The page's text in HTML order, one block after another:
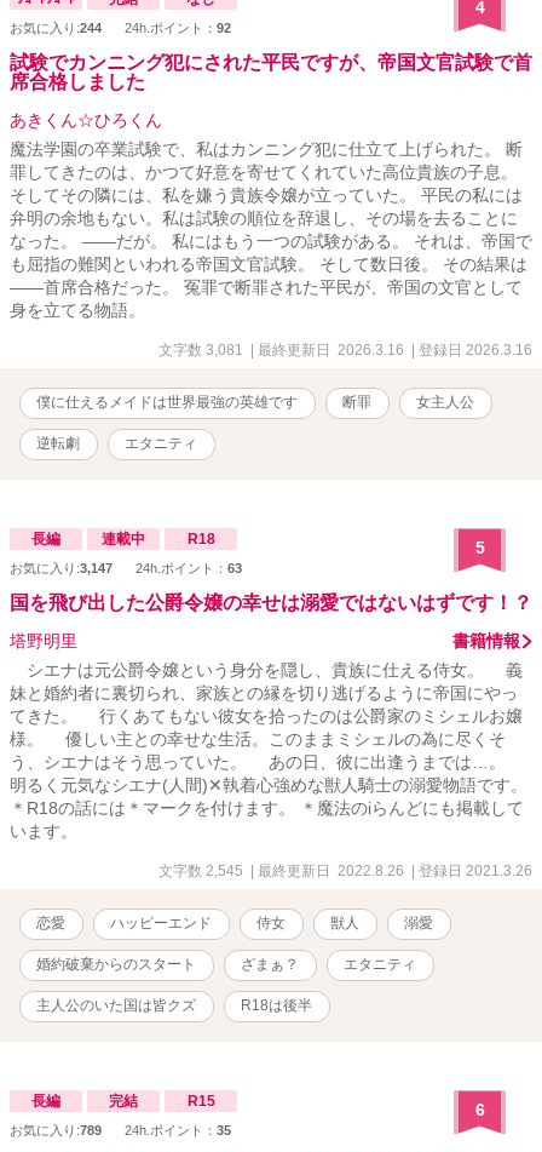
お気に入り:244 24h.ポイント： 92
4
試験でカンニング犯にされた平民ですが、帝国文官試験で首
席合格しました
あきくん☆ひろくん
魔法学園の卒業試験で、私はカンニング犯に仕立て上げられた。 断
罪してきたのは、かつて好意を寄せてくれていた高位貴族の子息。
そしてその隣には、私を嫌う貴族令嬢が立っていた。 平民の私には
弁明の余地もない。私は試験の順位を辞退し、その場を去ることに
なった。 ――だが。 私にはもう一つの試験がある。 それは、帝国で
も屈指の難関といわれる帝国文官試験。 そして数日後。 その結果は
――首席合格だった。 冤罪で断罪された平民が、帝国の文官として
身を立てる物語。
文字数 3,081 | 最終更新日 2026.3.16 | 登録日 2026.3.16
僕に仕えるメイドは世界最強の英雄です 断罪 女主人公
逆転劇 エタニティ
長編 連載中 R18
お気に入り:3,147 24h.ポイント： 63
5
国を飛び出した公爵令嬢の幸せは溺愛ではないはずです！？
塔野明里
書籍情報
シエナは元公爵令嬢という身分を隠し、貴族に仕える侍女。 義
妹と婚約者に裏切られ、家族との縁を切り逃げるように帝国にやっ
てきた。 行くあてもない彼女を拾ったのは公爵家のミシェルお嬢
様。 優しい主との幸せな生活。このままミシェルの為に尽くそ
う、シエナはそう思っていた。 あの日、彼に出逢うまでは…。
明るく元気なシエナ(人間)✕執着心強めな獣人騎士の溺愛物語です。
＊R18の話には＊マークを付けます。 ＊魔法のiらんどにも掲載して
います。
文字数 2,545 | 最終更新日 2022.8.26 | 登録日 2021.3.26
恋愛 ハッピーエンド 侍女 獣人 溺愛
婚約破棄からのスタート ざまぁ？ エタニティ
主人公のいた国は皆クズ R18は後半
長編 完結 R15
お気に入り:789 24h.ポイント： 35
6